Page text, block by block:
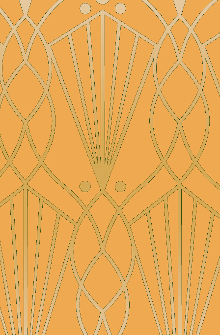
13ème GrandeBourse aux
Le samedi 24 octobre
(Bruxelles - Belgique)
Pour se démarquer des autres
tours (
1890 ’s – 1950’s).
De nombreux styles
Music hall –
Orchestres de
Classique - Disques historiques
Nous y vendrons également des
documents divers liés à ces
entrée est gratuite. Les
Adresse du jour:
EXCELSIOR
Rue Eglise Saint-Pierre, 8
1090 Jette (Bruxelles)
Plan et parking
Inscriptions et informations via
Van den Broeck Christian
Gentsestraat, 11
9500 Geraardsbergen
BELGIUM
0032 (0) 54 240 968
0497 217 306
christianjazz64@hotmail.com